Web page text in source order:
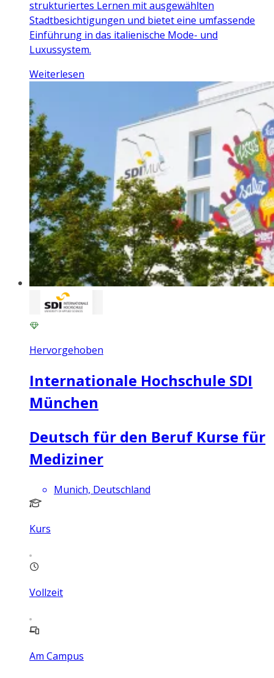
strukturiertes Lernen mit ausgewählten
Stadtbesichtigungen und bietet eine umfassende
Einführung in das italienische Mode- und
Luxussystem.
Weiterlesen
Hervorgehoben
Internationale Hochschule SDI
München
Deutsch für den Beruf Kurse für
Mediziner
Munich, Deutschland
Kurs
Vollzeit
Am Campus